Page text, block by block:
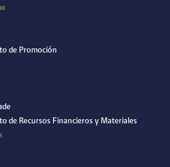
de Promoción
de Recursos Financieros y Materiales